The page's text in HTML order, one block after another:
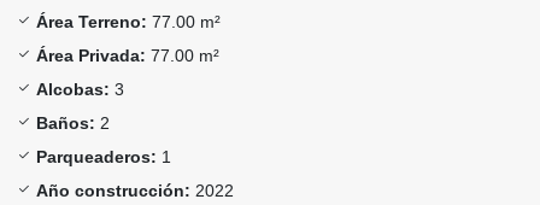
Área Terreno: 77.00 m²
Área Privada: 77.00 m²
Alcobas: 3
Baños: 2
Parqueaderos: 1
Año construcción: 2022